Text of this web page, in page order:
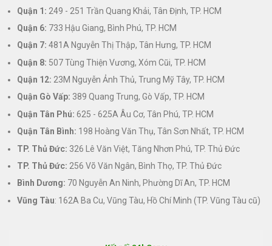
Quận 1: 249 - 251 Trần Quang Khải, Tân Định, TP. HCM
Quận 6: 733 Hậu Giang, Bình Phú, TP. HCM
Quận 7: 481A Nguyễn Thị Thập, Tân Hưng, TP. HCM
Quận 8: 507 Tùng Thiện Vương, Xóm Cũi, TP. HCM
Quận 12: 23M Nguyễn Ảnh Thủ, Trung Mỹ Tây, TP. HCM
Quận Gò Vấp: 389 Quang Trung, Gò Vấp, TP. HCM
Quận Tân Phú: 625 - 625A Âu Cơ, Tân Phú, TP. HCM
Quận Tân Bình: 198 Hoàng Văn Thụ, Tân Sơn Nhất, TP. HCM
TP. Thủ Đức: 326 Lê Văn Việt, Tăng Nhơn Phú, TP. Thủ Đức
TP. Thủ Đức: 256 Võ Văn Ngân, Bình Thọ, TP. Thủ Đức
Bình Dương: 70 Nguyễn An Ninh, Phường Dĩ An, TP. HCM
Vũng Tàu: 162A Ba Cu, Vũng Tàu, Hồ Chí Minh (TP. Vũng Tàu cũ)